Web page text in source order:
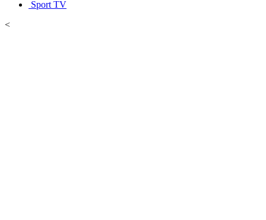
Sport TV
<